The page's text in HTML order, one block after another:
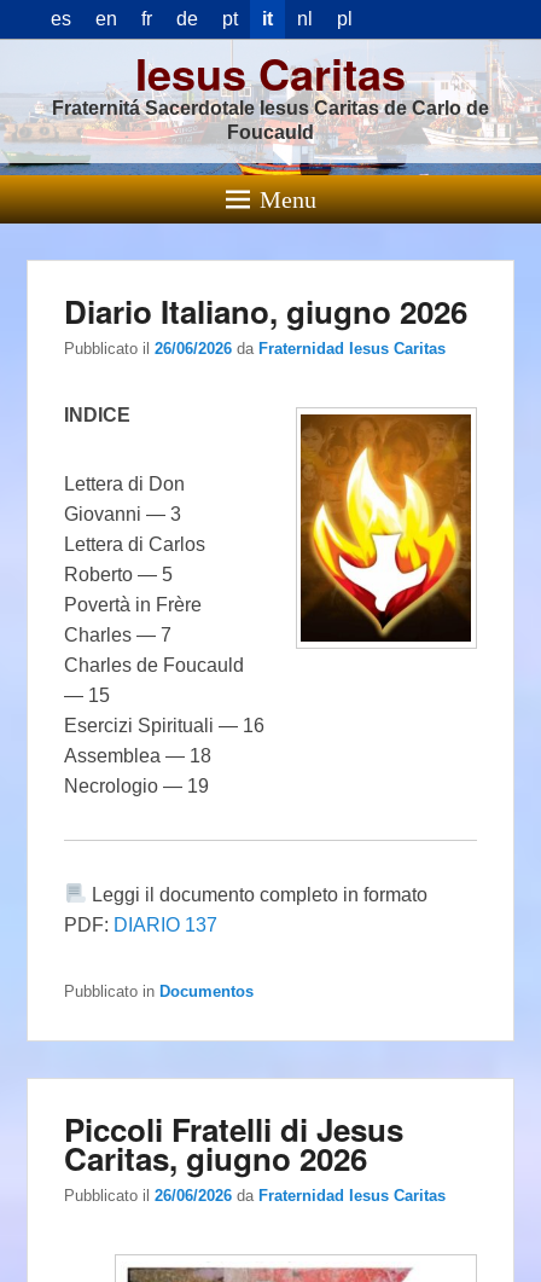
es en fr de pt it nl pl
Iesus Caritas
Fraternitá Sacerdotale Iesus Caritas de Carlo de
Foucauld
Menu
Diario Italiano, giugno 2026
Pubblicato il26/06/2026 da Fraternidad Iesus Caritas
INDICE
Lettera di Don
Giovanni — 3
Lettera di Carlos
Roberto — 5
Povertà in Frère
Charles — 7
Charles de Foucauld
— 15
Esercizi Spirituali — 16
Assemblea — 18
Necrologio — 19
Leggi il documento completo in formato
PDF: DIARIO 137
Pubblicato in Documentos
Piccoli Fratelli di Jesus
Caritas, giugno 2026
Pubblicato il26/06/2026 daFraternidad Iesus Caritas